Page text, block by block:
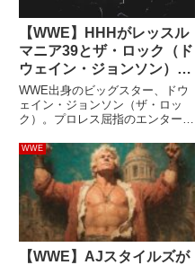
【WWE】HHHがレッスル
マニア39とザ・ロック（ド
ウェイン・ジョンソン）を
語る。「出場は無理だと思
う」
WWE出身のビッグスター、ドウ
ェイン・ジョンソン（ザ・ロッ
ク）。プロレス屈指のエンターテ
転向し、極めて多忙な日々を過ご
している彼が再びWWEへ復帰す
るためには、乗り越えなければな
らない障壁がいくつもあります。
W...
WWE
【WWE】AJスタイルズが